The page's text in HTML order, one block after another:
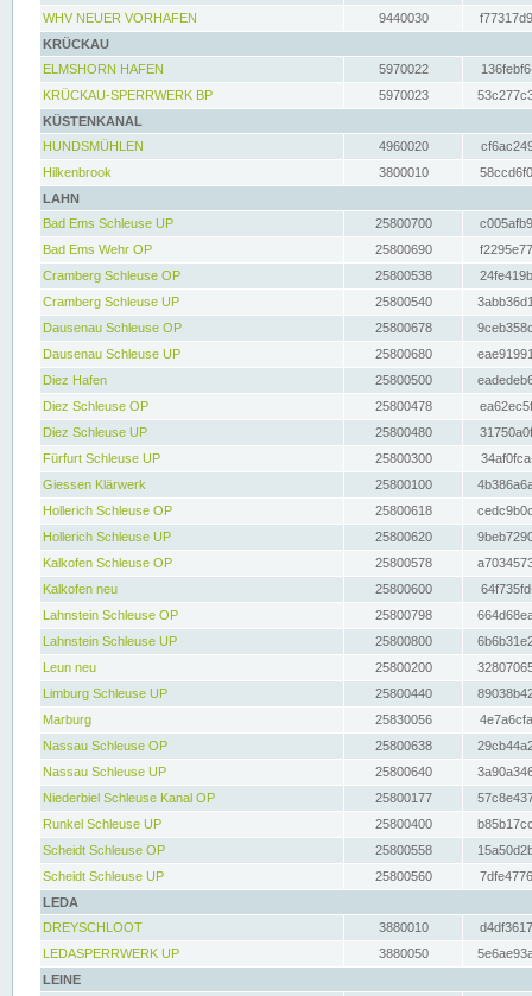
WHV NEUER VORHAFEN
9440030
KRÜCKAU
ELMSHORN HAFEN
5970022
KRÜCKAU-SPERRWERK BP
5970023
KÜSTENKANAL
HUNDSMÜHLEN
4960020
Hilkenbrook
3800010
LAHN
Bad Ems Schleuse UP
25800700
Bad Ems Wehr OP
25800690
Cramberg Schleuse OP
25800538
Cramberg Schleuse UP
25800540
Dausenau Schleuse OP
25800678
Dausenau Schleuse UP
25800680
Diez Hafen
25800500
Diez Schleuse OP
25800478
Diez Schleuse UP
25800480
Fürfurt Schleuse UP
25800300
Giessen Klärwerk
25800100
Hollerich Schleuse OP
25800618
Hollerich Schleuse UP
25800620
Kalkofen Schleuse OP
25800578
Kalkofen neu
25800600
Lahnstein Schleuse OP
25800798
Lahnstein Schleuse UP
25800800
Leun neu
25800200
Limburg Schleuse UP
25800440
Marburg
25830056
Nassau Schleuse OP
25800638
Nassau Schleuse UP
25800640
Niederbiel Schleuse Kanal OP
25800177
Runkel Schleuse UP
25800400
Scheidt Schleuse OP
25800558
Scheidt Schleuse UP
25800560
LEDA
DREYSCHLOOT
3880010
LEDASPERRWERK UP
3880050
LEINE